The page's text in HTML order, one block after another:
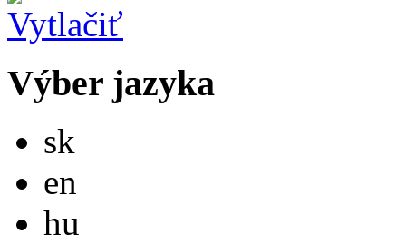
Výber jazyka
sk
en
hu